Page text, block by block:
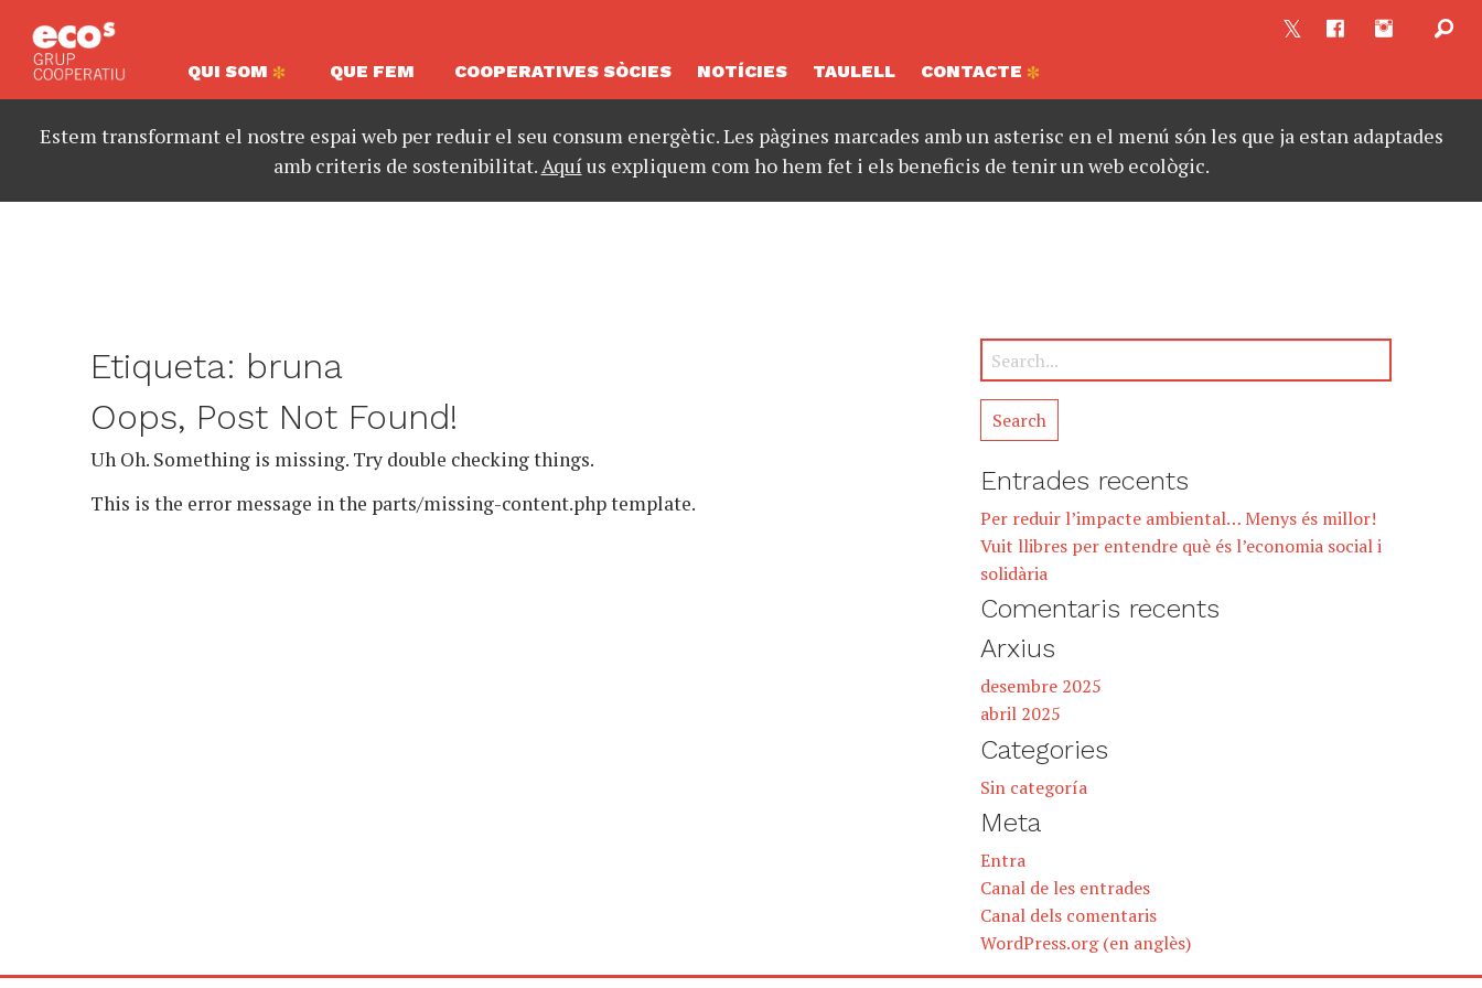
QUI SOM QUE FEM COOPERATIVES SÒCIES NOTÍCIES TAULELL CONTACTE
Estem transformant el nostre espai web per reduir el seu consum energètic. Les pàgines marcades amb un asterisc en el menú són les que ja estan adaptades
amb criteris de sostenibilitat.Aquíus expliquem com ho hem fet i els beneficis de tenir un web ecològic.
Etiqueta: bruna
Oops, Post Not Found!
Uh Oh. Something is missing. Try double checking things.
This is the error message in the parts/missing-content.php template.
Entrades recents
Per reduir l’impacte ambiental… Menys és millor!
Vuit llibres per entendre què és l’economia social i
solidària
Comentaris recents
Arxius
desembre 2025
abril 2025
Categories
Sin categoría
Meta
Entra
Canal de les entrades
Canal dels comentaris
WordPress.org (en anglès)